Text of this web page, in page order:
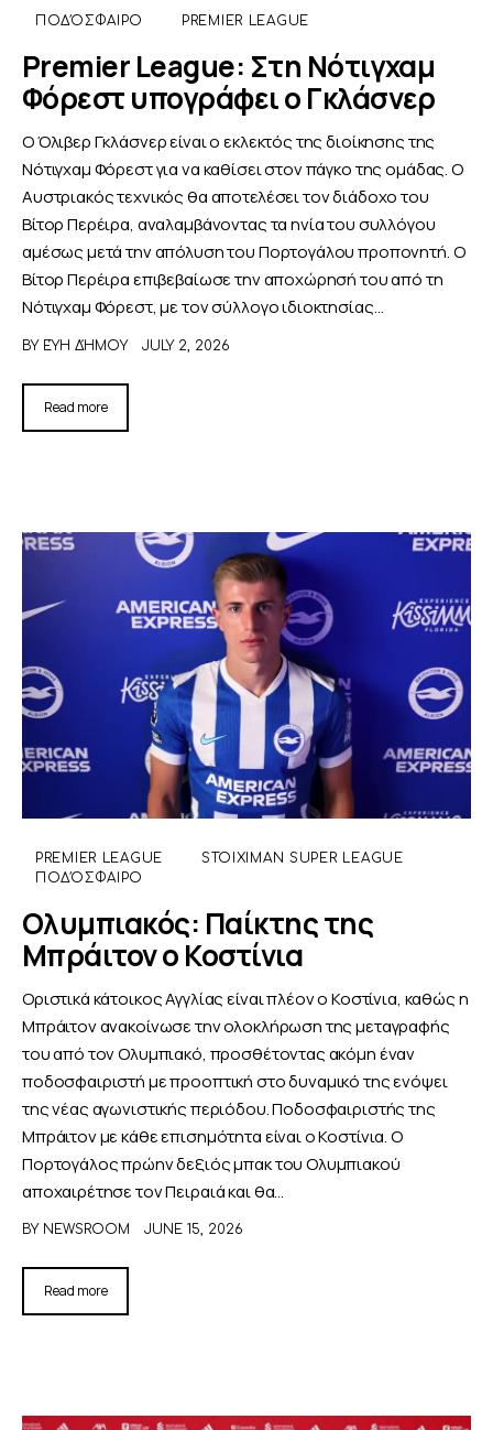
ΠΟΔΌΣΦΑΙΡΟ PREMIER LEAGUE
Premier League: Στη Νότιγχαμ
Φόρεστ υπογράφει ο Γκλάσνερ
Ο Όλιβερ Γκλάσνερ είναι ο εκλεκτός της διοίκησης της
Νότιγχαμ Φόρεστ για να καθίσει στον πάγκο της ομάδας. Ο
Αυστριακός τεχνικός θα αποτελέσει τον διάδοχο του
Βίτορ Περέιρα, αναλαμβάνοντας τα ηνία του συλλόγου
αμέσως μετά την απόλυση του Πορτογάλου προπονητή. Ο
Βίτορ Περέιρα επιβεβαίωσε την αποχώρησή του από τη
Νότιγχαμ Φόρεστ, με τον σύλλογο ιδιοκτησίας…
BY ΕΎΗ ΔΉΜΟΥ JULY 2, 2026
Read more
PREMIER LEAGUE
STOIXIMAN SUPER LEAGUE
ΠΟΔΌΣΦΑΙΡΟ
Ολυμπιακός: Παίκτης της
Μπράιτον ο Κοστίνια
Οριστικά κάτοικος Αγγλίας είναι πλέον ο Κοστίνια, καθώς η
Μπράιτον ανακοίνωσε την ολοκλήρωση της μεταγραφής
του από τον Ολυμπιακό, προσθέτοντας ακόμη έναν
ποδοσφαιριστή με προοπτική στο δυναμικό της ενόψει
της νέας αγωνιστικής περιόδου. Ποδοσφαιριστής της
Μπράιτον με κάθε επισημότητα είναι ο Κοστίνια. Ο
Πορτογάλος πρώην δεξιός μπακ του Ολυμπιακού
αποχαιρέτησε τον Πειραιά και θα…
BY NEWSROOM JUNE 15, 2026
Read more